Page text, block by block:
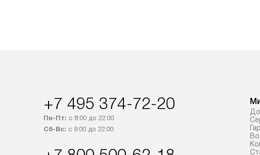
+7 495 374-72-20
Пн-Пт: с 8:00 до 22:00
Сб-Вс: с 9:00 до 22:00